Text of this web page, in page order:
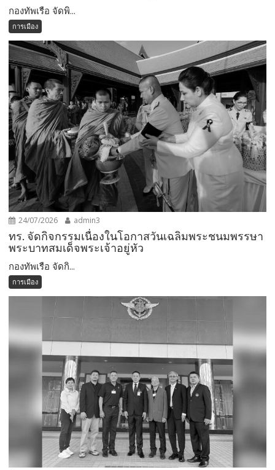
กองทัพเรือ จัดพิ...
การเมือง
24/07/2026 admin3
ทร. จัดกิจกรรมเนื่องในโอกาสวันเฉลิมพระชนมพรรษา
พระบาทสมเด็จพระเจ้าอยู่หัว
กองทัพเรือ จัดกิ...
การเมือง